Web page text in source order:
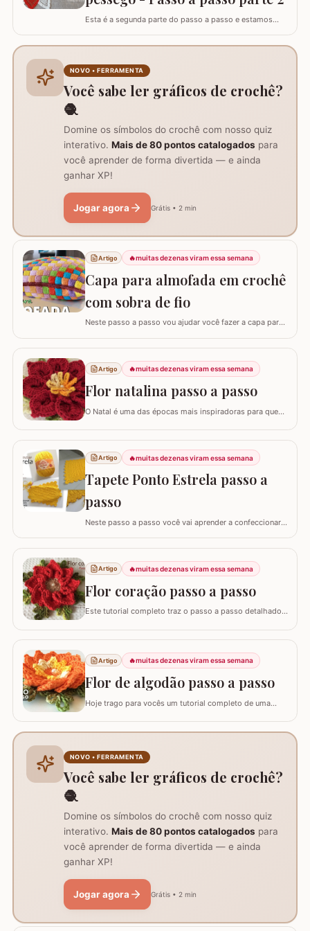
Esta é a segunda parte do passo a passo e estamos
Se está procurando o início do trabalho visite o link
materiais. Centro de mesa com flor de pêssego - Parte 1
Tamanho do trabalho pronto: 60 cm de…
NOVO • FERRAMENTA
Você sabe ler gráficos de crochê?
🧶
Domine os símbolos do crochê com nosso quiz
interativo. Mais de 80 pontos catalogados para
você aprender de forma divertida — e ainda
ganhar XP!
Jogar agora Grátis • 2 min
Artigo 🔥muitas dezenas viram essa semana
Capa para almofada em crochê
com sobra de fio
Neste passo a passo vou ajudar você fazer a capa para
passo a passo do tapete, mas desta vez vou mostrar
como é super fácil fazer um modelo quadrado com as
bordas retas. O passo a passo está bem detalhado,
mas se sentir alguma dificuldade deixe um…
Artigo 🔥muitas dezenas viram essa semana
Flor natalina passo a passo
O Natal é uma das épocas mais inspiradoras para quem
Hoje, vamos aprender o passo a passo da Flor Natalina,
uma criação belíssima da artesã Shirley Lucimar, que
gentilmente compartilhou seu…
Artigo 🔥muitas dezenas viram essa semana
Tapete Ponto Estrela passo a
passo
Neste passo a passo você vai aprender a confeccionar
Maxcolor (400g/452 metros). Quem trabalha com este
fio com certeza sabe que a qualidade é indiscutível. É
mais durável e possui cores vibrantes deixando
agregando ainda mais valor em nossas…
Artigo 🔥muitas dezenas viram essa semana
Flor coração passo a passo
Este tutorial completo traz o passo a passo detalhado
8 pétalas, garantindo um formato mais cheio e
arredondado, ideal para tapetes, mantas e…
Artigo 🔥muitas dezenas viram essa semana
Flor de algodão passo a passo
Hoje trago para vocês um tutorial completo de uma
seu trabalho manual, seja em colchas, caminhos de
mesa ou tapetes. Vamos aprender com…
NOVO • FERRAMENTA
Você sabe ler gráficos de crochê?
🧶
Domine os símbolos do crochê com nosso quiz
interativo. Mais de 80 pontos catalogados para
você aprender de forma divertida — e ainda
ganhar XP!
Jogar agora Grátis • 2 min